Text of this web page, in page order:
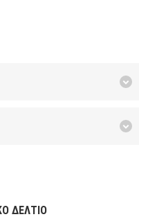
ΔΕΛΤΊΟ